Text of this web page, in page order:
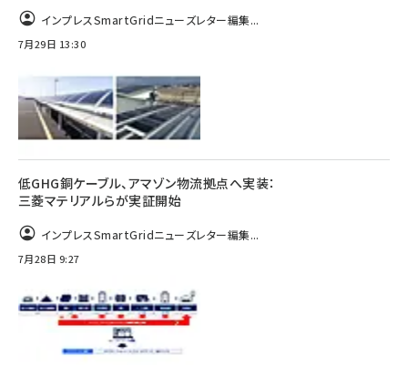
インプレスSmartGridニューズレター編集...
7月29日 13:30
低GHG銅ケーブル、アマゾン物流拠点へ実装：
三菱マテリアルらが実証開始
インプレスSmartGridニューズレター編集...
7月28日 9:27